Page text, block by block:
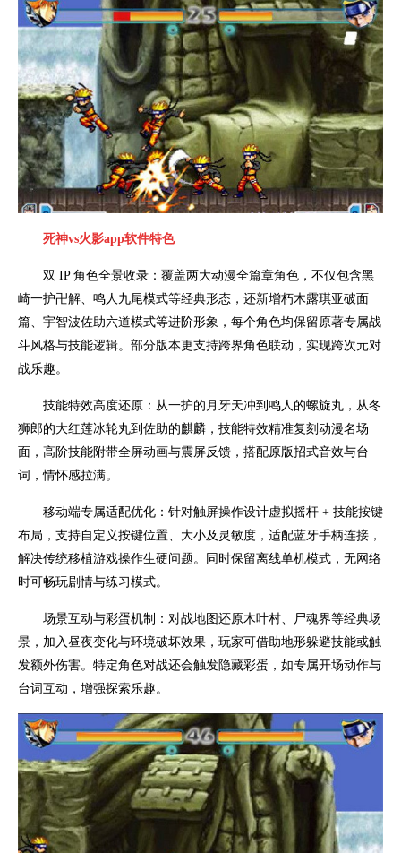
死神vs火影app软件特色
双 IP 角色全景收录：覆盖两大动漫全篇章角色，不仅包含黑
崎一护卍解、鸣人九尾模式等经典形态，还新增朽木露琪亚破面
篇、宇智波佐助六道模式等进阶形象，每个角色均保留原著专属战
斗风格与技能逻辑。部分版本更支持跨界角色联动，实现跨次元对
战乐趣。
技能特效高度还原：从一护的月牙天冲到鸣人的螺旋丸，从冬
狮郎的大红莲冰轮丸到佐助的麒麟，技能特效精准复刻动漫名场
面，高阶技能附带全屏动画与震屏反馈，搭配原版招式音效与台
词，情怀感拉满。
移动端专属适配优化：针对触屏操作设计虚拟摇杆 + 技能按键
布局，支持自定义按键位置、大小及灵敏度，适配蓝牙手柄连接，
解决传统移植游戏操作生硬问题。同时保留离线单机模式，无网络
时可畅玩剧情与练习模式。
场景互动与彩蛋机制：对战地图还原木叶村、尸魂界等经典场
景，加入昼夜变化与环境破坏效果，玩家可借助地形躲避技能或触
发额外伤害。特定角色对战还会触发隐藏彩蛋，如专属开场动作与
台词互动，增强探索乐趣。